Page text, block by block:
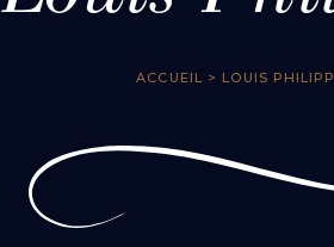
ACCUEIL > LOUIS